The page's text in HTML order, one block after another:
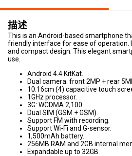
描述
This is an Android-based smartphone
friendly interface for ease of operation.
and compact design. This elegant
use.
Android 4.4 KitKat.
Dual camera: front 2MP + rear
10.16cm (4) capacitive touch
1GHz processor.
3G: WCDMA 2,100.
Dual SIM (GSM + GSM).
Support FM with recording.
Support Wi-Fi and G-sensor.
1,500mAh battery.
256MB RAM and 2GB internal
Expandable up to 32GB.